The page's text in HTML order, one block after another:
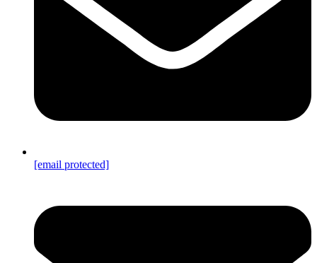
[email protected]